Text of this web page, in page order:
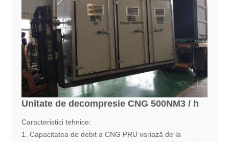
Unitate de decompresie CNG 500NM3 / h
Caracteristici tehnice:
1. Capacitatea de debit a CNG PRU variază de la